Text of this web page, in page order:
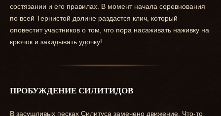
состязании и его правилах. В момент начала соревнования
по всей Тернистой долине раздастся клич, который
оповестит участников о том, что пора насаживать наживку на
крючок и закидывать удочку!
ПРОБУЖДЕНИЕ СИЛИТИДОВ
В засушливых песках Силитуса замечено движение. Что-то